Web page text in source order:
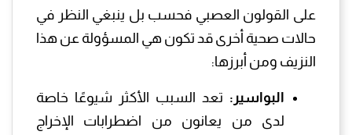
على القولون العصبي فحسب بل ينبغي النظر في
حالات صحية أخرى قد تكون هي المسؤولة عن هذا
النزيف ومن أبرزها:
البواسير: تعد السبب الأكثر شيوعًا خاصة
لدى من يعانون من اضطرابات الإخراج